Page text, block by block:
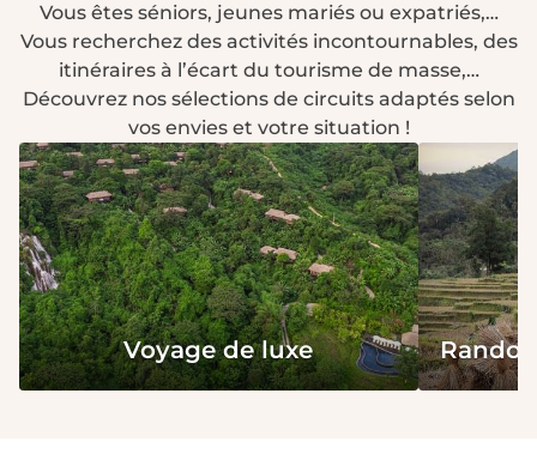
Vous êtes séniors, jeunes mariés ou expatriés,…
Vous recherchez des activités incontournables, des
itinéraires à l’écart du tourisme de masse,…
Découvrez nos sélections de circuits adaptés selon
vos envies et votre situation !
Voyage de luxe Rando